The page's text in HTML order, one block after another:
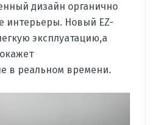
дизайн органично
интерьеры. Новый EZ-
эксплуатацию,а
в реальном времени.